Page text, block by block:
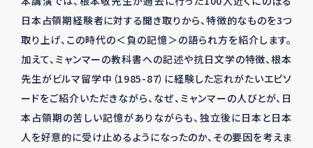
日本占領期経験者に対する聞き取りから、特徴的なものを3つ
取り上げ、この時代の＜負の記憶＞の語られ方を紹介します。
加えて、ミャンマーの教科書への記述や抗日文学の特徴、根本
先生がビルマ留学中（1985-87）に経験した忘れがたいエピソ
ードをご紹介いただきながら、なぜ、ミャンマーの人びとが、日
本占領期の苦しい記憶がありながらも、独立後に日本と日本
人を好意的に受け止めるようになったのか、その要因を考えま